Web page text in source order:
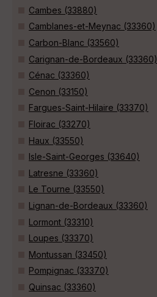
Cambes (33880)
Camblanes-et-Meynac (33360)
Carbon-Blanc (33560)
Carignan-de-Bordeaux (33360)
Cénac (33360)
Cenon (33150)
Fargues-Saint-Hilaire (33370)
Floirac (33270)
Haux (33550)
Isle-Saint-Georges (33640)
Latresne (33360)
Le Tourne (33550)
Lignan-de-Bordeaux (33360)
Lormont (33310)
Loupes (33370)
Montussan (33450)
Pompignac (33370)
Quinsac (33360)